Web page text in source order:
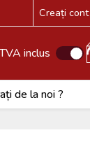
Creați cont
TVA inclus
de la noi ?